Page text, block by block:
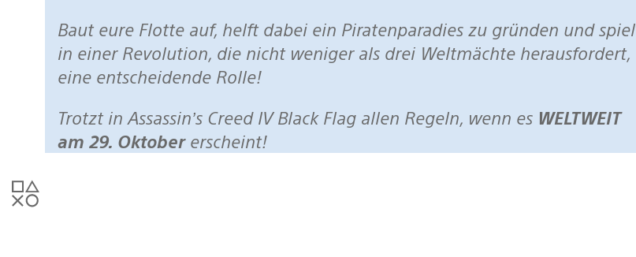
Baut eure Flotte auf, helft dabei ein Piratenparadies zu gründen und spielt
in einer Revolution, die nicht weniger als drei Weltmächte herausfordert,
eine entscheidende Rolle!
Trotzt in Assassin’s Creed IV Black Flag allen Regeln, wenn es WELTWEIT
am 29. Oktobererscheint!